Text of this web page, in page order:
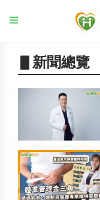
▋新聞總覽